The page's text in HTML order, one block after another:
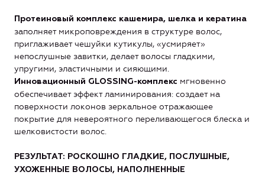
Протеиновый комплекс кашемира, шелка и кератина
заполняет микроповреждения в структуре волос,
приглаживает чешуйки кутикулы, «усмиряет»
непослушные завитки, делает волосы гладкими,
упругими, эластичными и сияющими.
Инновационный GLOSS ING-комплекс мгновенно
обеспечивает эффект ламинирования: создает на
поверхности локонов зеркальное отражающее
покрытие для невероятного переливающегося блеска и
шелковистости волос.
РЕЗУЛЬТАТ: РОСКОШНО ГЛАДКИЕ, ПОСЛУШНЫЕ,
УХОЖЕННЫЕ ВОЛОСЫ, НАПОЛНЕННЫЕ